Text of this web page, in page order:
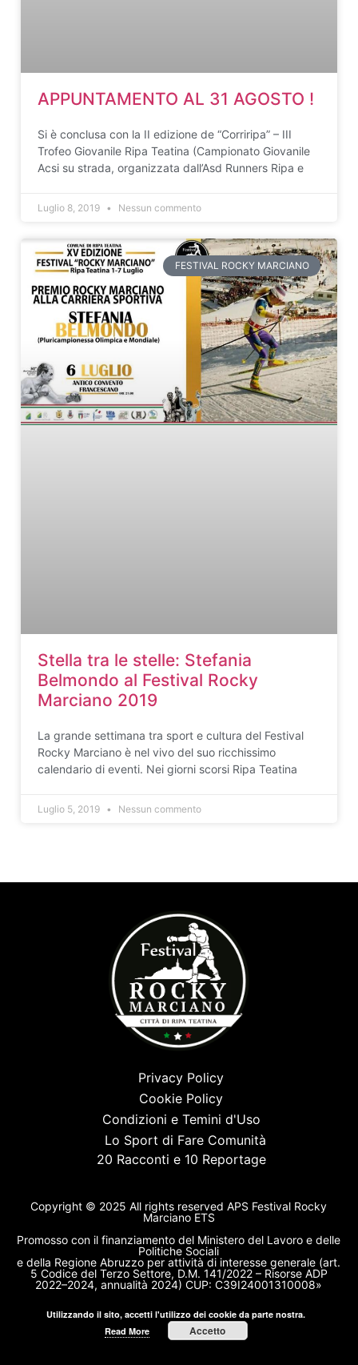
APPUNTAMENTO AL 31 AGOSTO !
Si è conclusa con la II edizione de “Corriripa” – III
Trofeo Giovanile Ripa Teatina (Campionato Giovanile
Acsi su strada, organizzata dall’Asd Runners Ripa e
Luglio 8, 2019 Nessun commento
FESTIVAL ROCKY MARCIANO
Stella tra le stelle: Stefania
Belmondo al Festival Rocky
Marciano 2019
La grande settimana tra sport e cultura del Festival
Rocky Marciano è nel vivo del suo ricchissimo
calendario di eventi. Nei giorni scorsi Ripa Teatina
Luglio 5, 2019 Nessun commento
Privacy Policy
Cookie Policy
Condizioni e Temini d'Uso
Lo Sport di Fare Comunità
20 Racconti e 10 Reportage
Copyright © 2025 All rights reserved APS Festival Rocky
Marciano ETS
Promosso con il finanziamento del Ministero del Lavoro e delle
Politiche Sociali
e della Regione Abruzzo per attività di interesse generale (art.
5 Codice del Terzo Settore, D.M. 141/2022 – Risorse ADP
2022–2024, annualità 2024) CUP: C39I24001310008»
Utilizzando il sito, accetti l'utilizzo dei cookie da parte nostra.
Read More
Accetto